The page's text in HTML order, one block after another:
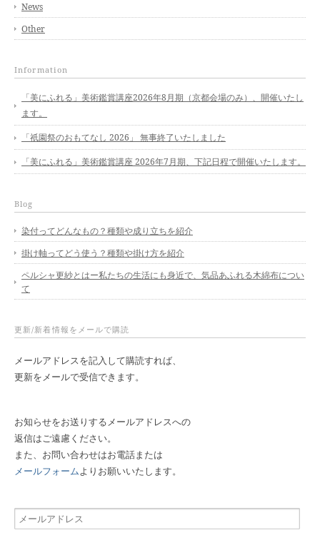
News
Other
Information
「美にふれる」美術鑑賞講座2026年8月期（京都会場のみ）、開催いたし
ます。
「祇園祭のおもてなし 2026」 無事終了いたしました
「美にふれる」美術鑑賞講座 2026年7月期、下記日程で開催いたします。
Blog
染付ってどんなもの？種類や成り立ちを紹介
掛け軸ってどう使う？種類や掛け方を紹介
ペルシャ更紗とはー私たちの生活にも身近で、気品あふれる木綿布につい
て
更新/新着情報をメールで購読
メールアドレスを記入して購読すれば、
更新をメールで受信できます。
お知らせをお送りするメールアドレスへの
返信はご遠慮ください。
また、お問い合わせはお電話または
メールフォームよりお願いいたします。
メ
ー